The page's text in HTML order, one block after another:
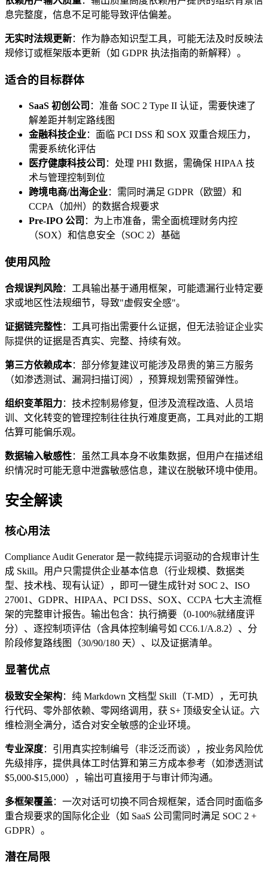
息完整度，信息不足可能导致评估偏差。
无实时法规更新：作为静态知识型工具，可能无法及时反映法
规修订或框架版本更新（如 GDPR 执法指南的新解释）。
适合的目标群体
SaaS 初创公司 ：准备 SOC 2 Type II 认证，需要快速了
解差距并制定路线图
金融科技企业：面临 PCI DSS 和 SOX 双重合规压力，
需要系统化评估
医疗健康科技公司 ：处理 PHI 数据，需确保 HIPAA 技
术与管理控制到位
跨境电商/出海企业：需同时满足 GDPR（欧盟）和
CCPA（加州）的数据合规要求
Pre-IPO 公司 ：为上市准备，需全面梳理财务内控
（SOX）和信息安全（SOC 2）基础
使用风险
合规误判风险：工具输出基于通用框架，可能遗漏行业特定要
求或地区性法规细节，导致"虚假安全感"。
证据链完整性：工具可指出需要什么证据，但无法验证企业实
际提供的证据是否真实、完整、持续有效。
第三方依赖成本：部分修复建议可能涉及昂贵的第三方服务
（如渗透测试、漏洞扫描订阅），预算规划需预留弹性。
组织变革阻力：技术控制易修复，但涉及流程改造、人员培
训、文化转变的管理控制往往执行难度更高，工具对此的工期
估算可能偏乐观。
数据输入敏感性：虽然工具本身不收集数据，但用户在描述组
织情况时可能无意中泄露敏感信息，建议在脱敏环境中使用。
安全解读
核心用法
Compliance Audit Generator 是一款纯提示词驱动的合规审计生
成 Skill。用户只需提供企业基本信息（行业规模、数据类
型、技术栈、现有认证），即可一键生成针对 SOC 2、ISO
27001、GDPR、HIPAA、PCI DSS、SOX、CCPA 七大主流框
架的完整审计报告。输出包含：执行摘要（0-100%就绪度评
分）、逐控制项评估（含具体控制编号如 CC6.1/A.8.2）、分
阶段修复路线图（30/90/180 天）、以及证据清单。
显著优点
极致安全架构：纯 Markdown 文档型 Skill（T-MD），无可执
行代码、零外部依赖、零网络调用，获 S+ 顶级安全认证。六
维检测全满分，适合对安全敏感的企业环境。
专业深度：引用真实控制编号（非泛泛而谈），按业务风险优
先级排序，提供具体工时估算和第三方成本参考（如渗透测试
$5,000-$15,000），输出可直接用于与审计师沟通。
多框架覆盖：一次对话可切换不同合规框架，适合同时面临多
重合规要求的国际化企业（如 SaaS 公司需同时满足 SOC 2 +
GDPR）。
潜在局限